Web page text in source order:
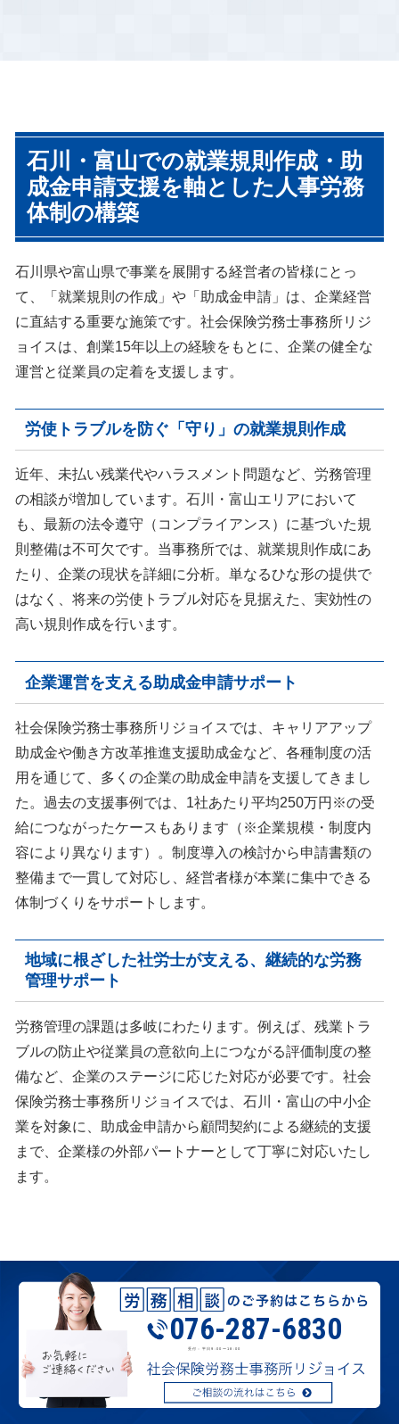
労働基準監督署調査では従業員
数10人以上の事業所は必ず確認
される事項が就業規則の有無で
す。
就業規則は調査対応件数以上に
作成しており、企業規模にあっ
ニマムサイズから、数百名規模
の事業所で附属規程の多い、人
事総務担当者がマニュアルとし
て利用できるようなものまでサ
労務調査ではまず企業の現状を
細かくチェックしていき、問題
となっていること、問題となり
得ることを浮き彫りにしていき
ます。そのうえで、見えてきた
り組まないことによるリスクな
どを確認していきます。もちろ
ん、浮き彫りになった問題点に
対してい、どのように予防策を
せていただき、問題を未然に防
ぐサポートをさせていただきま
す。
石川・富山での就業規則作成・助
成金申請支援を軸とした人事労務
体制の構築
石川県や富山県で事業を展開する経営者の皆様にとっ
て、「就業規則の作成」や「助成金申請」は、企業経営
に直結する重要な施策です。社会保険労務士事務所リジ
ョイスは、創業15年以上の経験をもとに、企業の健全な
運営と従業員の定着を支援します。
労使トラブルを防ぐ「守り」の就業規則作成
近年、未払い残業代やハラスメント問題など、労務管理
の相談が増加しています。石川・富山エリアにおいて
も、最新の法令遵守（コンプライアンス）に基づいた規
則整備は不可欠です。当事務所では、就業規則作成にあ
たり、企業の現状を詳細に分析。単なるひな形の提供で
はなく、将来の労使トラブル対応を見据えた、実効性の
高い規則作成を行います。
企業運営を支える助成金申請サポート
社会保険労務士事務所リジョイスでは、キャリアアップ
助成金や働き方改革推進支援助成金など、各種制度の活
用を通じて、多くの企業の助成金申請を支援してきまし
た。過去の支援事例では、1社あたり平均250万円※の受
給につながったケースもあります（※企業規模・制度内
容により異なります）。制度導入の検討から申請書類の
整備まで一貫して対応し、経営者様が本業に集中できる
体制づくりをサポートします。
地域に根ざした社労士が支える、継続的な労務
管理サポート
労務管理の課題は多岐にわたります。例えば、残業トラ
ブルの防止や従業員の意欲向上につながる評価制度の整
備など、企業のステージに応じた対応が必要です。社会
保険労務士事務所リジョイスでは、石川・富山の中小企
業を対象に、助成金申請から顧問契約による継続的支援
まで、企業様の外部パートナーとして丁寧に対応いたし
ます。
076-287-6830
受付：平日9:00〜18:00